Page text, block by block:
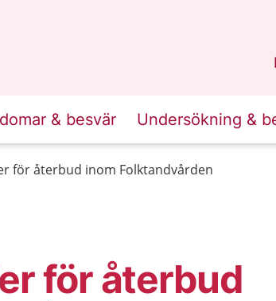
& besvär Undersökning &
för återbud inom Folktandvården
för återbud